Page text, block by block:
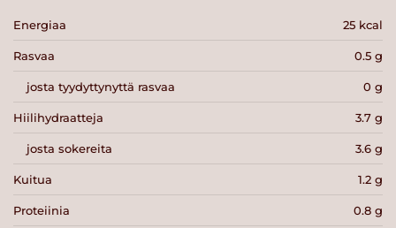
Energiaa 25 kcal
Rasvaa 0.5 g
josta tyydyttynyttä rasvaa 0 g
Hiilihydraatteja 3.7 g
josta sokereita 3.6 g
Kuitua 1.2 g
Proteiinia 0.8 g